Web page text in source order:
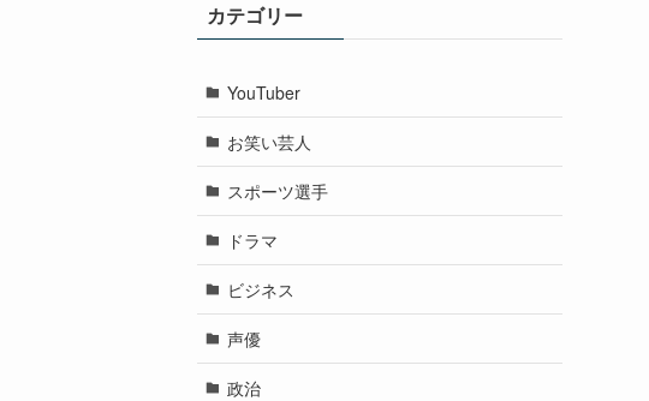
カテゴリー
YouTuber
お笑い芸人
スポーツ選手
ドラマ
ビジネス
声優
政治